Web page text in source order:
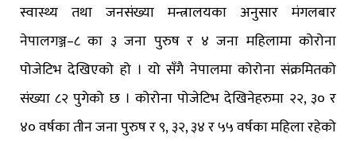
स्वास्थ्य तथा जनसंख्या मन्त्रालयका अनुसार मंगलबार
नेपालगञ्ज–८ का ३ जना पुरुष र ४ जना महिलामा कोरोना
पोजेटिभ देखिएको हो । यो सँगै नेपालमा कोरोना संक्रमितको
संख्या ८२ पुगेको छ । कोरोना पोजेटिभ देखिनेहरुमा २२, ३० र
४० वर्षका तीन जना पुरुष र ९, ३२, ३४ र ५५ वर्षका महिला रहेको